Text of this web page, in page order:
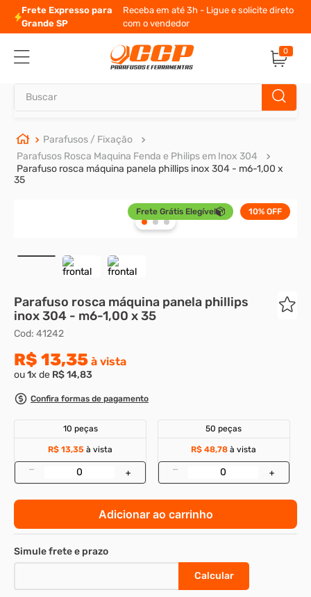
Frete Expresso para
Grande SP
Receba em até 3h - Ligue e solicite direto
com o vendedor
0
Parafusos / Fixação
Parafusos Rosca Maquina Fenda e Philips em Inox 304
Parafuso rosca máquina panela phillips inox 304 - m6-1,00 x
35
Frete Grátis Elegível 10% OFF
Parafuso rosca máquina panela phillips
inox 304 - m6-1,00 x 35
Cod: 41242
R$ 13,35 à vista
ou1x de R$14,83
Confira formas de pagamento
10 peças
R$ 13,35 à vista
– +
50 peças
R$ 48,78 à vista
– +
Adicionar ao carrinho
TERMOS MAIS BUSCADOS
1º
parafuso allen
5º
arruela
7 º
sextavado
8º
parafuso allen 5
9º
rodizio
presto